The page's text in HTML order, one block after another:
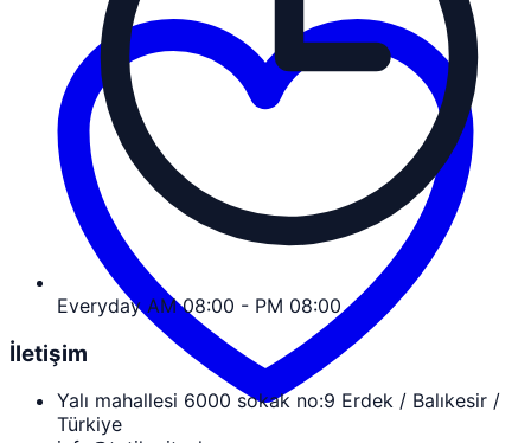
Everyday AM 08:00 - PM 08:00
İletişim
Yalı mahallesi 6000 sokak no:9 Erdek / Balıkesir /
Türkiye